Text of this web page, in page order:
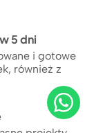
5 dni
i gotowe
również z